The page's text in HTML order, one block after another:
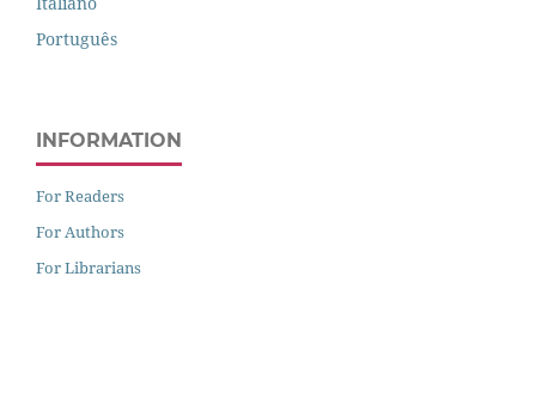
Português
INFORMATION
For Readers
For Authors
For Librarians